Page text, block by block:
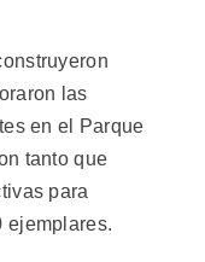
las
en el Parque
tanto que
para
ejemplares.